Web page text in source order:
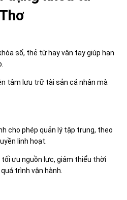
số, thẻ từ hay vân tay giúp hạn
tâm lưu trữ tài sản cá nhân mà
cho phép quản lý tập trung, theo
linh hoạt.
ưu nguồn lực, giảm thiểu thời
trình vận hành.